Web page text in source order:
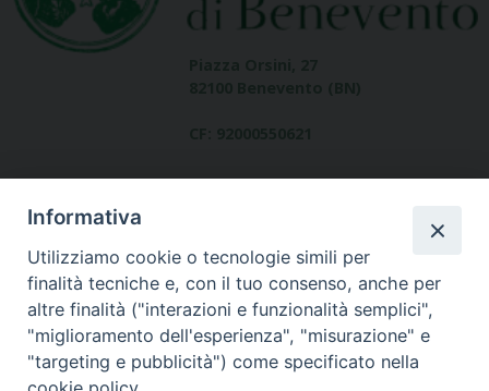
Dove siamo
contatti
Informativa
Utilizziamo cookie o tecnologie simili per
finalità tecniche e, con il tuo consenso, anche per
altre finalità ("interazioni e funzionalità semplici",
"miglioramento dell'esperienza", "misurazione" e
"targeting e pubblicità") come specificato nella